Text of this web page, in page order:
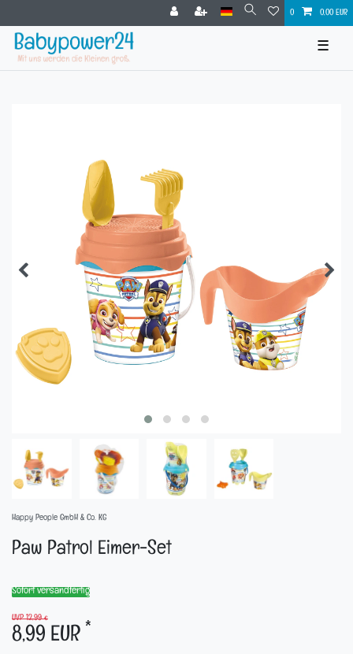
0 0,00 EUR
☰
Happy People GmbH & Co. KG
Paw Patrol Eimer-Set
Sofort versandfertig
UVP 12,99 €
8,99 EUR
*